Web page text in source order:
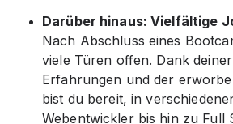
Darüber hinaus: Vielfältige
Nach Abschluss eines
viele Türen offen. Dank
Erfahrungen und der
bist du bereit, in
Webentwickler bis hin zu Full